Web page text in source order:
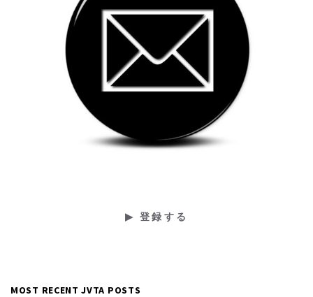
MOST RECENT JVTA POSTS